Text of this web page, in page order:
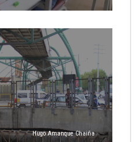
Hugo Amanque Chaiña